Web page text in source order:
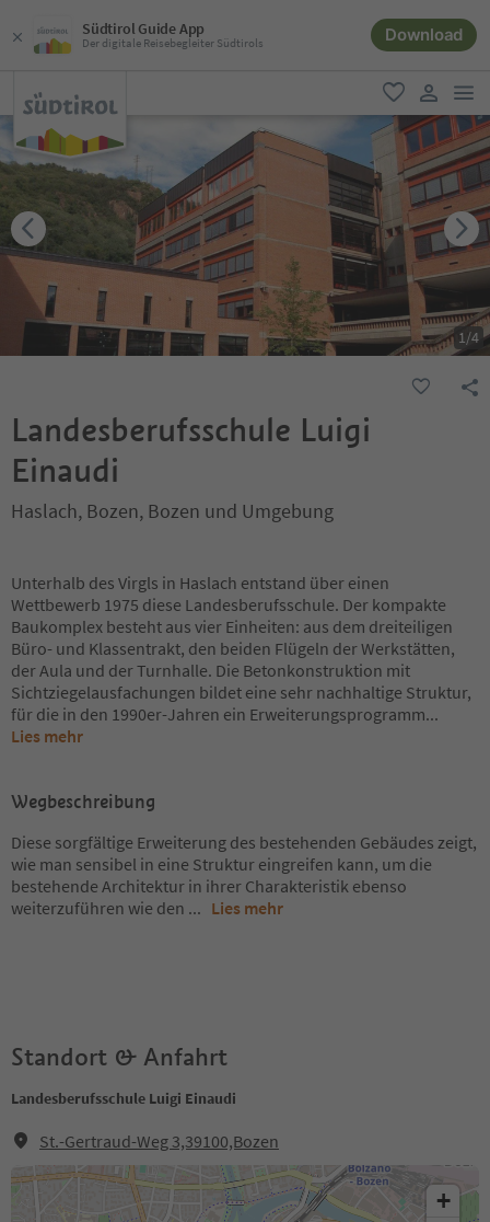
Südtirol Guide App
Der digitale Reisebegleiter Südtirols Download
favorit
user link
1/4
Landesberufsschule Luigi
Einaudi
Haslach, Bozen, Bozen und Umgebung
Unterhalb des Virgls in Haslach entstand über einen
Wettbewerb 1975 diese Landesberufsschule. Der kompakte
Baukomplex besteht aus vier Einheiten: aus dem dreiteiligen
Büro- und Klassentrakt, den beiden Flügeln der Werkstätten,
der Aula und der Turnhalle. Die Betonkonstruktion mit
Sichtziegelausfachungen bildet eine sehr nachhaltige Struktur,
für die in den 1990er-Jahren ein Erweiterungsprogramm...
Lies mehr
Wegbeschreibung
Diese sorgfältige Erweiterung des bestehenden Gebäudes zeigt,
wie man sensibel in eine Struktur eingreifen kann, um die
bestehende Architektur in ihrer Charakteristik ebenso
weiterzuführen wie den ... Lies mehr
Standort & Anfahrt
Landesberufsschule Luigi Einaudi
St.-Gertraud-Weg 3,39100,Bozen
+